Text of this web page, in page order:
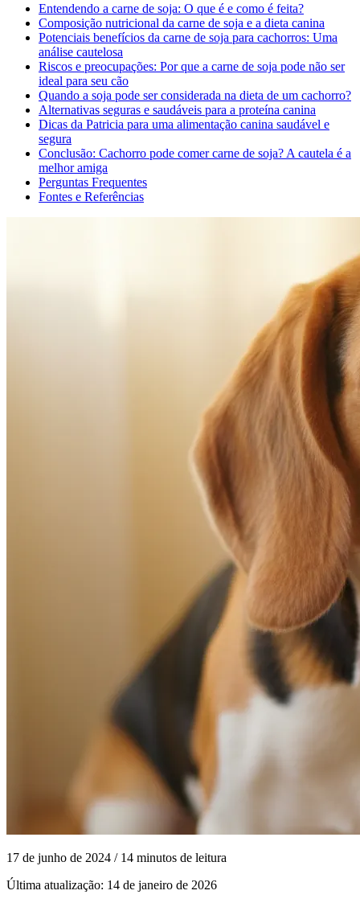
Entendendo a carne de soja: O que é e como é feita?
Composição nutricional da carne de soja e a dieta canina
Potenciais benefícios da carne de soja para cachorros: Uma
análise cautelosa
Riscos e preocupações: Por que a carne de soja pode não ser
ideal para seu cão
Quando a soja pode ser considerada na dieta de um cachorro?
Alternativas seguras e saudáveis para a proteína canina
Dicas da Patricia para uma alimentação canina saudável e
segura
Conclusão: Cachorro pode comer carne de soja? A cautela é a
melhor amiga
Perguntas Frequentes
Fontes e Referências
17 de junho de 2024 / 14 minutos de leitura
Última atualização: 14 de janeiro de 2026